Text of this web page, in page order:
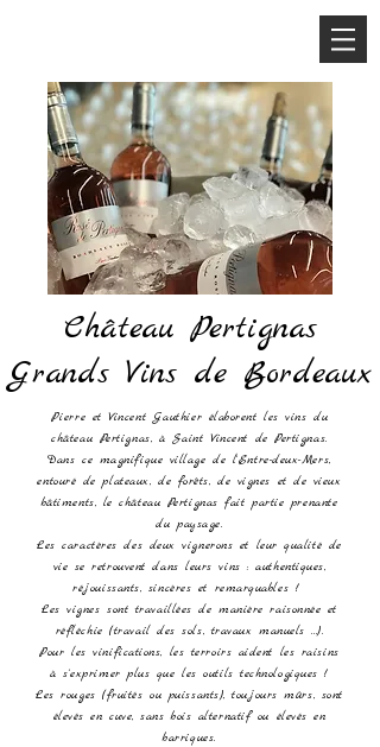
Château Pertignas
Grands Vins de Bordeaux
Pierre et Vincent Gauthier élaborent les vins du
château Pertignas, à Saint Vincent de Pertignas.
Dans ce magnifique village de l'Entre-deux-Mers,
entouré de plateaux, de forêts, de vignes et de vieux
bâtiments, le château Pertignas fait partie prenante
du paysage.
Les caractères des deux vignerons et leur qualité de
vie se retrouvent dans leurs vins : authentiques,
réjouissants, sincères et remarquables !
Les vignes sont travaillées de manière raisonnée et
réfléchie (travail des sols, travaux manuels ...).
Pour les vinifications, les terroirs aident les raisins
à s'exprimer plus que les outils technologiques !
Les rouges (fruités ou puissants), toujours mûrs, sont
élevés en cuve, sans bois alternatif ou élevés en
barriques.